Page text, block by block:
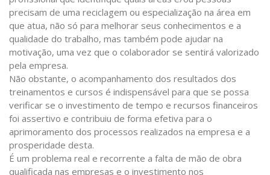
precisam de uma reciclagem ou especialização na área em
que atua, não só para melhorar seus conhecimentos e a
qualidade do trabalho, mas também pode ajudar na
motivação, uma vez que o colaborador se sentirá valorizado
pela empresa.
Não obstante, o acompanhamento dos resultados dos
treinamentos e cursos é indispensável para que se possa
verificar se o investimento de tempo e recursos financeiros
foi assertivo e contribuiu de forma efetiva para o
aprimoramento dos processos realizados na empresa e a
prosperidade desta.
É um problema real e recorrente a falta de mão de obra
qualificada nas empresas e o investimento nos